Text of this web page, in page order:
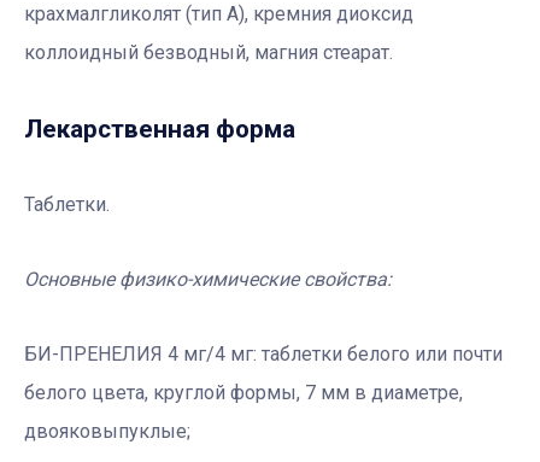
крахмалгликолят (тип А), кремния диоксид
коллоидный безводный, магния стеарат.
Лекарственная форма
Таблетки.
Основные физико-химические свойства:
БИ-ПРЕНЕЛИЯ 4 мг/4 мг: таблетки белого или почти
белого цвета, круглой формы, 7 мм в диаметре,
двояковыпуклые;